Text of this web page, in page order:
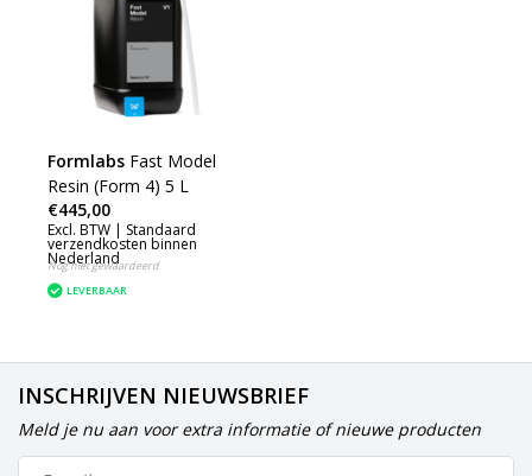
Formlabs Fast Model
Resin (Form 4) 5 L
€445,00
Excl. BTW | Standaard
verzendkosten binnen
Nederland
Nog niet gewaardeerd
LEVERBAAR
INSCHRIJVEN NIEUWSBRIEF
Meld je nu aan voor extra informatie of nieuwe producten